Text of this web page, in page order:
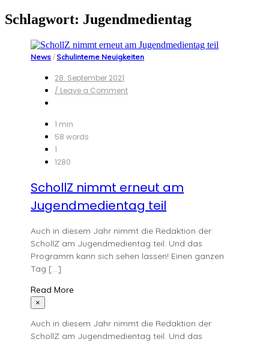
Schlagwort: Jugendmedientag
News / Schulinterne Neuigkeiten
28. September 2021
/ Leave a Commenton
1 min
58 words
1
1280
SchollZ nimmt erneut am
Jugendmedientag teil
Auch in diesem Jahr nimmt die Redaktion der
SchollZ am Jugendmedientag teil. Und das
Programm kann sich sehen lassen! Einen ganzen
Tag […]
Read More
×
Auch in diesem Jahr nimmt die Redaktion der
SchollZ am Jugendmedientag teil. Und das